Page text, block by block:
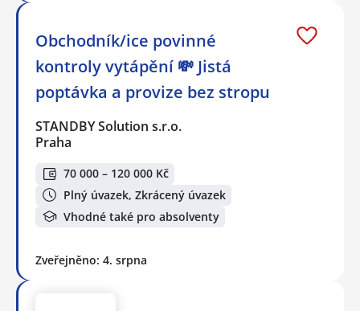
Obchodník/ice povinné
kontroly vytápění 💸 Jistá
poptávka a provize bez stropu
STANDBY Solution s.r.o.
Praha
70 000 – 120 000 Kč
Plný úvazek, Zkrácený úvazek
Vhodné také pro absolventy
Zveřejněno: 4. srpna